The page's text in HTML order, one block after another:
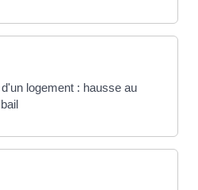
logement : hausse au